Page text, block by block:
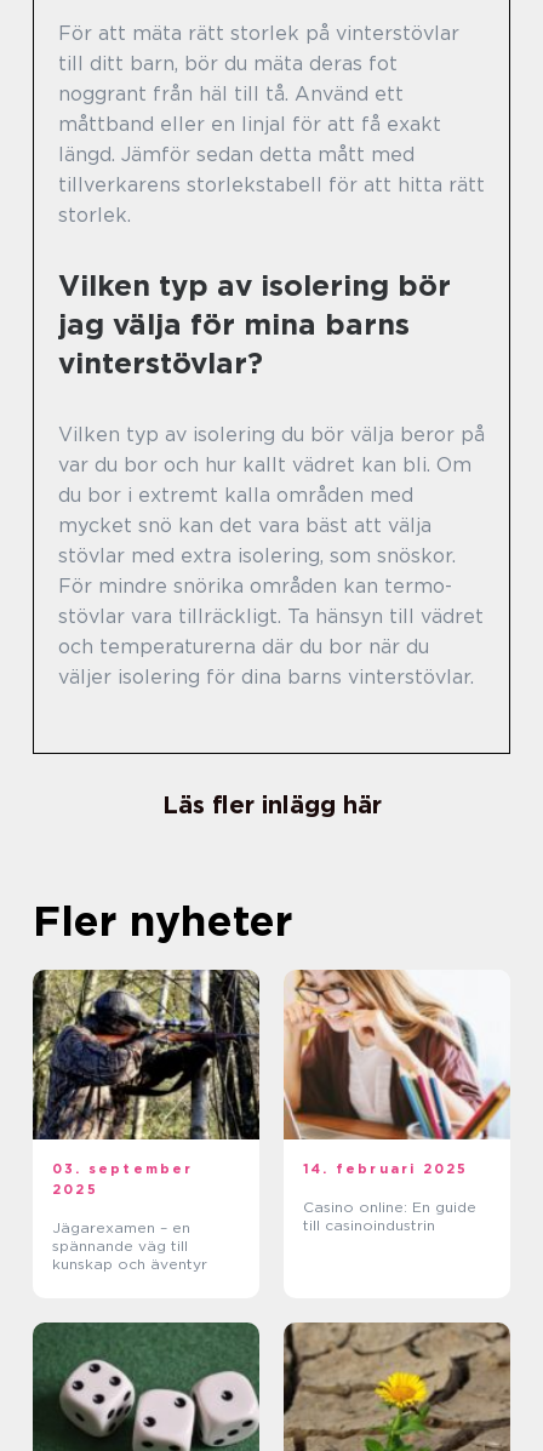
För att mäta rätt storlek på vinterstövlar
till ditt barn, bör du mäta deras fot
noggrant från häl till tå. Använd ett
måttband eller en linjal för att få exakt
längd. Jämför sedan detta mått med
tillverkarens storlekstabell för att hitta rätt
storlek.
Vilken typ av isolering bör
jag välja för mina barns
vinterstövlar?
Vilken typ av isolering du bör välja beror på
var du bor och hur kallt vädret kan bli. Om
du bor i extremt kalla områden med
mycket snö kan det vara bäst att välja
stövlar med extra isolering, som snöskor.
För mindre snörika områden kan termo-
stövlar vara tillräckligt. Ta hänsyn till vädret
och temperaturerna där du bor när du
väljer isolering för dina barns vinterstövlar.
Läs fler inlägg här
Fler nyheter
03. september
2025
Jägarexamen – en
spännande väg till
kunskap och äventyr
14. februari 2025
Casino online: En guide
till casinoindustrin